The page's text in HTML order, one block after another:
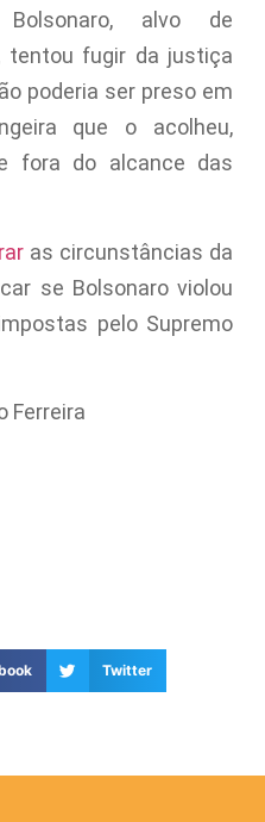
alvo de
tentou fugir da justiça
poderia ser preso em
que o acolheu,
fora do alcance das
as circunstâncias da
se Bolsonaro violou
pelo Supremo
Ferreira
Twitter